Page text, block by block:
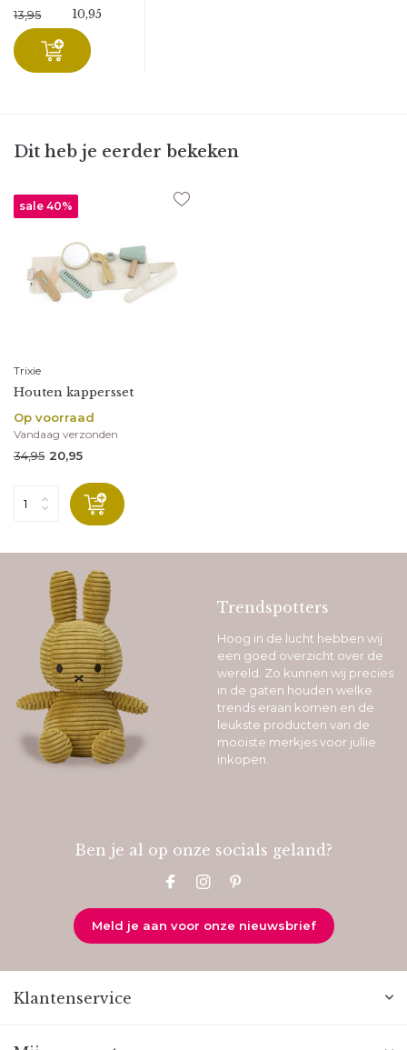
13,95 10,95
Dit heb je eerder bekeken
sale 40%
Trixie
Houten kappersset
Op voorraad
Vandaag verzonden
34,95 20,95
Trendspotters
Hoog in de lucht hebben wij
een goed overzicht over de
wereld. Zo kunnen wij precies
in de gaten houden welke
trends eraan komen en de
leukste producten van de
mooiste merkjes voor jullie
inkopen.
Ben je al op onze socials geland?
Meld je aan voor onze nieuwsbrief
Klantenservice